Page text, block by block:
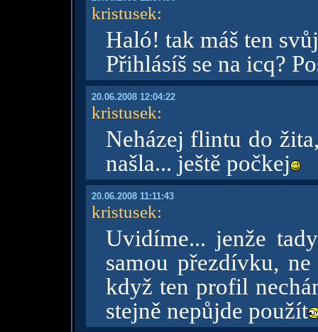
kristusek:
Haló! tak máš ten
Přihlásíš se na icq?
20.06.2008 12:04:22
kristusek:
Neházej flintu do
našla... ještě počkej
20.06.2008 11:11:43
kristusek:
Uvidíme... jenže
samou přezdívku,
když ten profil
stejně nepůjde použít